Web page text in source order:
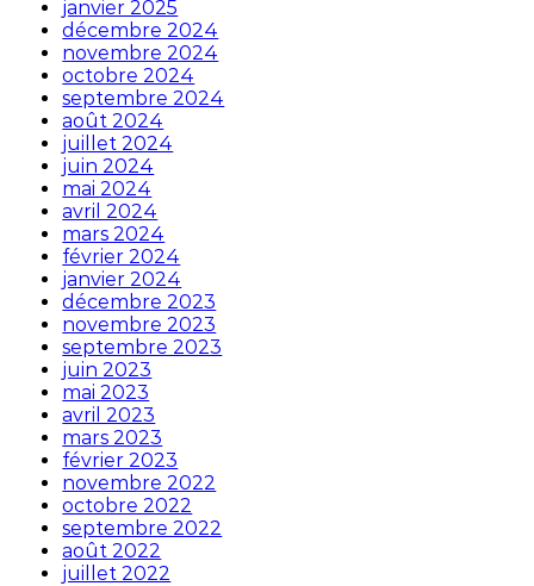
janvier 2025
décembre 2024
novembre 2024
octobre 2024
septembre 2024
août 2024
juillet 2024
juin 2024
mai 2024
avril 2024
mars 2024
février 2024
janvier 2024
décembre 2023
novembre 2023
septembre 2023
juin 2023
mai 2023
avril 2023
mars 2023
février 2023
novembre 2022
octobre 2022
septembre 2022
août 2022
juillet 2022